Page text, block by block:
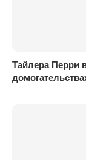
Тайлера Перри